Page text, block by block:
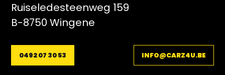
Ruiseledesteenweg 159
B-8750 Wingene
0492 07 30 53 INFO@CARZ4U.BE